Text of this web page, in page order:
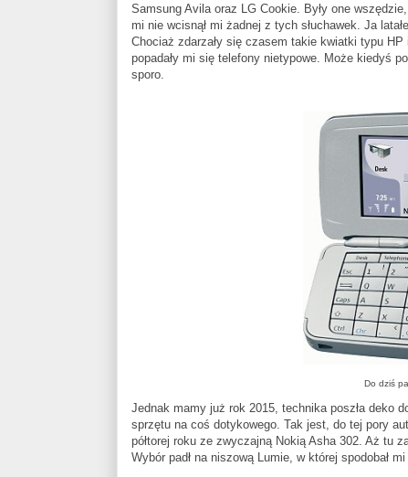
Samsung Avila oraz LG Cookie. Były one
mi nie wcisnął mi żadnej z tych słuchawek. Ja
Chociaż zdarzały się czasem takie kwiatki typu
popadały mi się telefony nietypowe. Może kiedyś
sporo.
Do dziś
Jednak mamy już rok 2015, technika poszła deko
sprzętu na coś dotykowego. Tak jest, do tej pory
półtorej roku ze zwyczajną Nokią Asha 302. Aż tu
Wybór padł na niszową Lumie, w której spodobał